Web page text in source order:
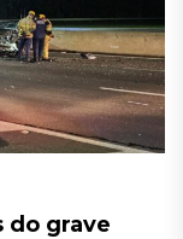
do grave